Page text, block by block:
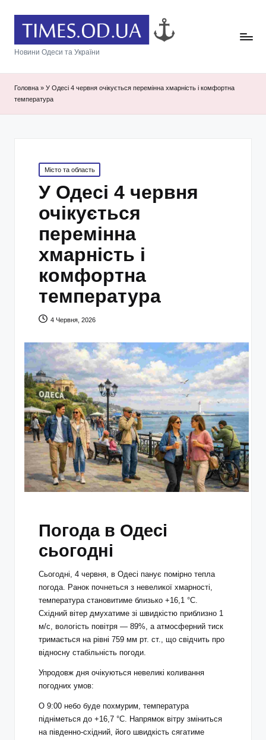
Новини Одеси та України
Головна » У Одесі 4 червня очікується перемінна хмарність і комфортна
температура
Posted
in
Місто та область
У Одесі 4 червня
очікується
перемінна
хмарність і
комфортна
температура
4 Червня, 2026
Погода в Одесі
сьогодні
Сьогодні, 4 червня, в Одесі панує помірно тепла
погода. Ранок почнеться з невеликої хмарності,
температура становитиме близько +16,1 °С.
Східний вітер дмухатиме зі швидкістю приблизно 1
м/с, вологість повітря — 89%, а атмосферний тиск
тримається на рівні 759 мм рт. ст., що свідчить про
відносну стабільність погоди.
Упродовж дня очікуються невеликі коливання
погодних умов:
О 9:00 небо буде похмурим, температура
підніметься до +16,7 °С. Напрямок вітру зміниться
на південно-східний, його швидкість сягатиме